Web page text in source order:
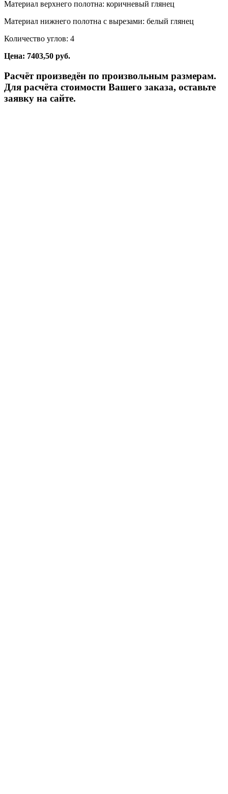
Материал верхнего полотна: коричневый глянец
Материал нижнего полотна с вырезами: белый глянец
Количество углов: 4
Цена: 7403,50 руб.
Расчёт произведён по произвольным размерам.
Для расчёта стоимости Вашего заказа, оставьте
заявку на сайте.